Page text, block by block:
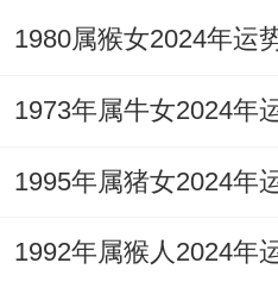
岗位调整、部门重组
上级、权威部门的关
分歧。